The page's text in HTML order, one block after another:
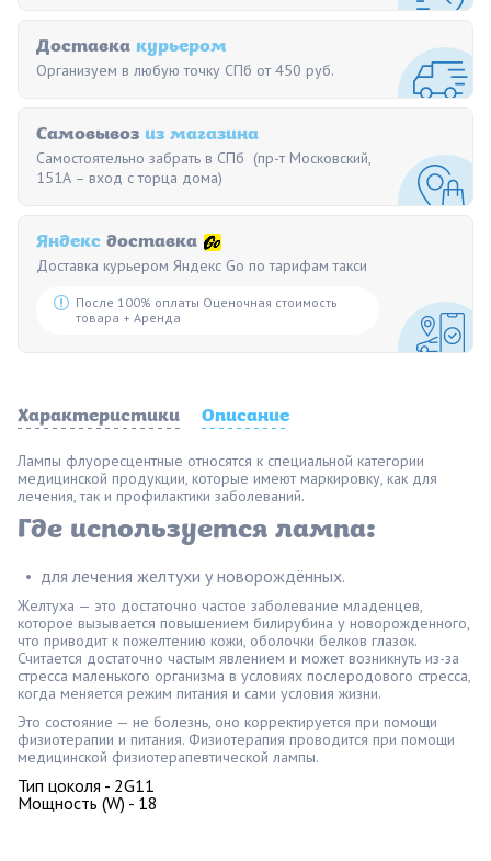
Доставка курьером
Организуем в любую точку СПб от 450 руб.
Самовывоз из магазина
Самостоятельно забрать в СПб (пр-т Московский,
151А – вход с торца дома)
Яндекс доставка
Доставка курьером Яндекс Go по тарифам такси
После 100% оплаты Оценочная стоимость
товара + Аренда
Характеристики Описание
Лампы флуоресцентные относятся к специальной категории
медицинской продукции, которые имеют маркировку, как для
лечения, так и профилактики заболеваний.
Где используется лампа:
для лечения желтухи у новорождённых.
Желтуха — это достаточно частое заболевание младенцев,
которое вызывается повышением билирубина у новорожденного,
что приводит к пожелтению кожи, оболочки белков глазок.
Считается достаточно частым явлением и может возникнуть из-за
стресса маленького организма в условиях послеродового стресса,
когда меняется режим питания и сами условия жизни.
Это состояние — не болезнь, оно корректируется при помощи
физиотерапии и питания. Физиотерапия проводится при помощи
медицинской физиотерапевтической лампы.
Тип цоколя - 2G11
Мощность (W) - 18